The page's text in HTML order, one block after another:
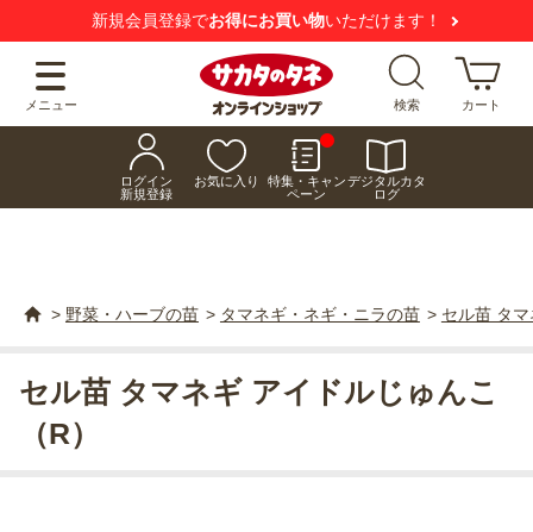
新規会員登録でお得にお買い物いただけます！
メニュー 検索 カート
ログイン
新規登録
お気に入り
特集・キャン
ペーン
デジタルカタ
ログ
> 野菜・ハーブの苗 > タマネギ・ネギ・ニラの苗 > セル苗 タ
セル苗 タマネギ アイドルじゅんこ
（R）